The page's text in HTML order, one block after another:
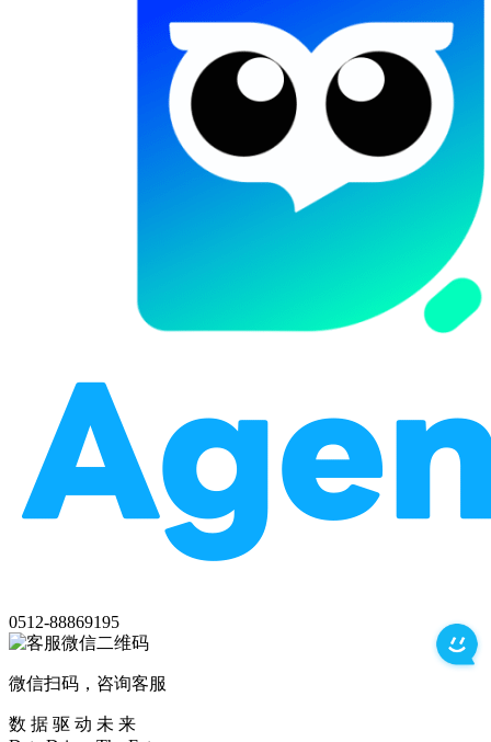
0512-88869195
微信扫码，咨询客服
数 据 驱 动 未 来